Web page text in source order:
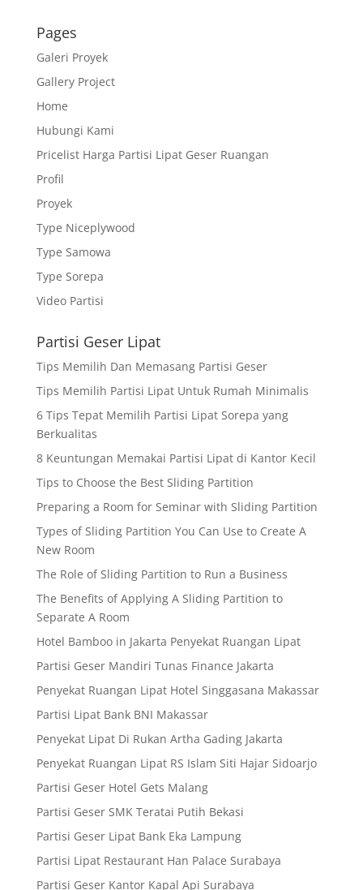
Pages
Galeri Proyek
Gallery Project
Home
Hubungi Kami
Pricelist Harga Partisi Lipat Geser Ruangan
Profil
Proyek
Type Niceplywood
Type Samowa
Type Sorepa
Video Partisi
Partisi Geser Lipat
Tips Memilih Dan Memasang Partisi Geser
Tips Memilih Partisi Lipat Untuk Rumah Minimalis
6 Tips Tepat Memilih Partisi Lipat Sorepa yang
Berkualitas
8 Keuntungan Memakai Partisi Lipat di Kantor Kecil
Tips to Choose the Best Sliding Partition
Preparing a Room for Seminar with Sliding Partition
Types of Sliding Partition You Can Use to Create A
New Room
The Role of Sliding Partition to Run a Business
The Benefits of Applying A Sliding Partition to
Separate A Room
Hotel Bamboo in Jakarta Penyekat Ruangan Lipat
Partisi Geser Mandiri Tunas Finance Jakarta
Penyekat Ruangan Lipat Hotel Singgasana Makassar
Partisi Lipat Bank BNI Makassar
Penyekat Lipat Di Rukan Artha Gading Jakarta
Penyekat Ruangan Lipat RS Islam Siti Hajar Sidoarjo
Partisi Geser Hotel Gets Malang
Partisi Geser SMK Teratai Putih Bekasi
Partisi Geser Lipat Bank Eka Lampung
Partisi Lipat Restaurant Han Palace Surabaya
Partisi Geser Kantor Kapal Api Surabaya